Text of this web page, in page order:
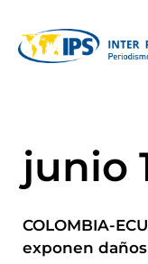
junio
COLOMBIA-
exponen